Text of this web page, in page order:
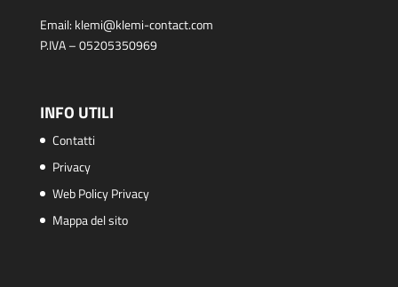
Email: klemi@klemi-contact.com
P.IVA – 05205350969
INFO UTILI
Contatti
Privacy
Web Policy Privacy
Mappa del sito